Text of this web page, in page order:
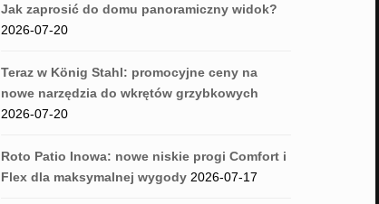
Jak zaprosić do domu panoramiczny widok?
2026-07-20
Teraz w König Stahl: promocyjne ceny na
nowe narzędzia do wkrętów grzybkowych
2026-07-20
Roto Patio Inowa: nowe niskie progi Comfort i
Flex dla maksymalnej wygody 2026-07-17